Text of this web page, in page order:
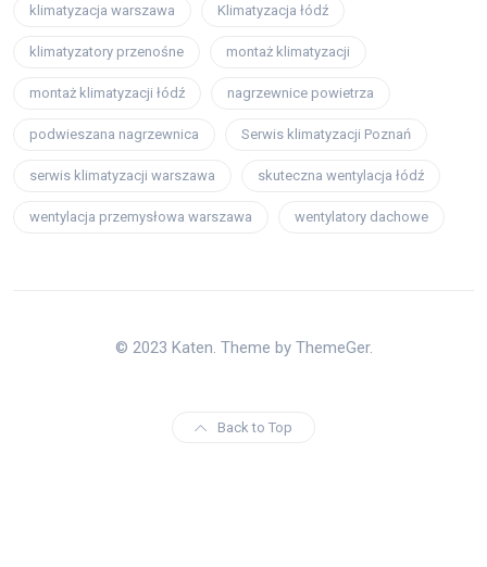
klimatyzacja warszawa Klimatyzacja łódź
klimatyzatory przenośne montaż klimatyzacji
montaż klimatyzacji łódź nagrzewnice powietrza
podwieszana nagrzewnica Serwis klimatyzacji Poznań
serwis klimatyzacji warszawa skuteczna wentylacja łódź
wentylacja przemysłowa warszawa wentylatory dachowe
© 2023 Katen. Theme by ThemeGer.
Back to Top